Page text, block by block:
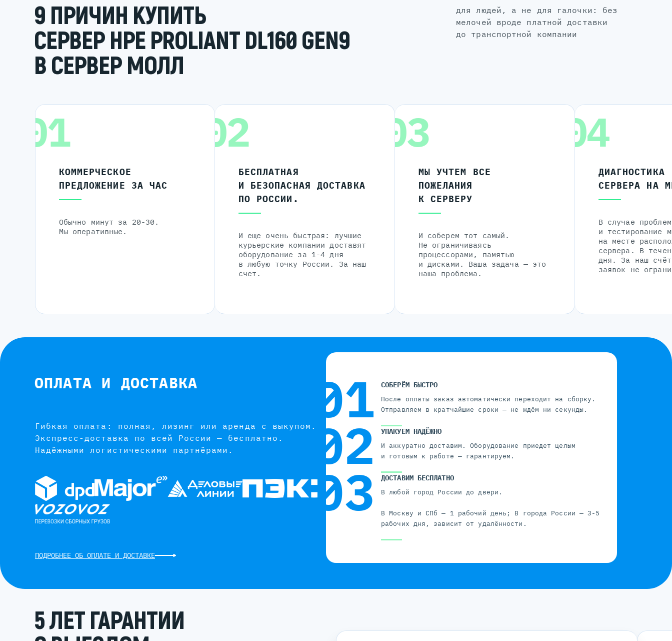
9 ПРИЧИН КУПИТЬ
СЕРВЕР HPE PROLIANT DL160 GEN9
В СЕРВЕР МОЛЛ
для людей, а не для галочки: без
мелочей вроде платной доставки
до транспортной компании
01
КОММЕРЧЕСКОЕ
ПРЕДЛОЖЕНИЕ ЗА ЧАС
Обычно минут за 20-30.
Мы оперативные.
02
БЕСПЛАТНАЯ
И БЕЗОПАСНАЯ ДОСТАВКА
ПО РОССИИ.
И еще очень быстрая: лучшие
курьерские компании доставят
оборудование за 1-4 дня
в любую точку России. За наш
счет.
03
МЫ УЧТЕМ ВСЕ
ПОЖЕЛАНИЯ
К СЕРВЕРУ
И соберем тот самый.
Не ограничиваясь
процессорами, памятью
и дисками. Ваша задача — это
наша проблема.
04
ДИАГНОСТИКА
СЕРВЕРА НА
В случае
и тестирование
на месте
сервера. В
дня. За наш
заявок не
ОПЛАТА И ДОСТАВКА
Гибкая оплата: полная, лизинг или аренда с выкупом.
Экспресс-доставка по всей России — бесплатно.
Надёжными логистическими партнёрами.
ПОДРОБНЕЕ ОБ ОПЛАТЕ И ДОСТАВКЕ
СОБЕРЁМ БЫСТРО
После оплаты заказ автоматически переходит на сборку.
Отправляем в кратчайшие сроки — не ждём ни секунды.
УПАКУЕМ НАДЁЖНО
И аккуратно доставим. Оборудование приедет целым
и готовым к работе — гарантируем.
ДОСТАВИМ БЕСПЛАТНО
В любой город России до двери.
В Москву и СПб — 1 рабочий день; В города России — 3-5
рабочих дня, зависит от удалённости.
5 ЛЕТ ГАРАНТИИ